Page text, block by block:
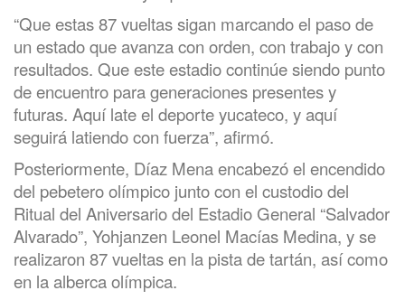
“Que estas 87 vueltas sigan marcando el paso de
un estado que avanza con orden, con trabajo y con
resultados. Que este estadio continúe siendo punto
de encuentro para generaciones presentes y
futuras. Aquí late el deporte yucateco, y aquí
seguirá latiendo con fuerza”, afirmó.
Posteriormente, Díaz Mena encabezó el encendido
del pebetero olímpico junto con el custodio del
Ritual del Aniversario del Estadio General “Salvador
Alvarado”, Yohjanzen Leonel Macías Medina, y se
realizaron 87 vueltas en la pista de tartán, así como
en la alberca olímpica.